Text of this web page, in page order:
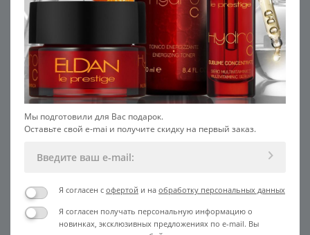
Очищающая маска для лица
SALON
Пептидная маска для лица
SALON
Мы подготовили для Вас подарок.
Оставьте свой e-mai и получите скидку на первый заказ.
Я согласен с офертой и на обработку персональных данных
Я согласен получать персональную информацию о
новинках, эксклюзивных предложениях по e-mail. Вы